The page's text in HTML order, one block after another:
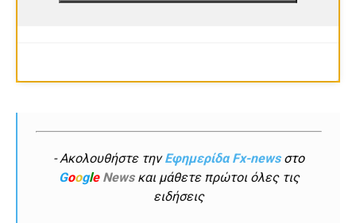
- Ακολουθήστε τηνΕφημερίδα Fx-newsστο
Google Newsκαι μάθετε πρώτοι όλες τις
ειδήσεις